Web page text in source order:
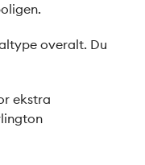
overalt. Du
ekstra